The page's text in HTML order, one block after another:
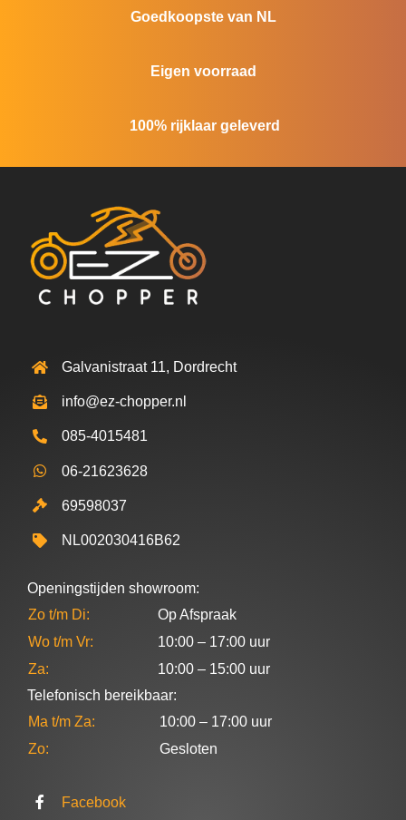
Goedkoopste van NL
Eigen voorraad
100% rijklaar geleverd
Galvanistraat 11, Dordrecht
info@ez-chopper.nl
085-4015481
06-21623628
69598037
NL002030416B62
Openingstijden showroom:
Zo t/m Di:
Op Afspraak
Wo t/m Vr:
10:00 – 17:00 uur
Za:
10:00 – 15:00 uur
Telefonisch bereikbaar:
Ma t/m Za:
10:00 – 17:00 uur
Zo:
Gesloten
Facebook